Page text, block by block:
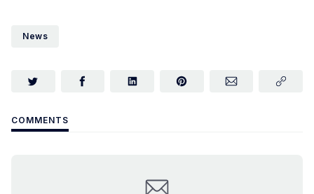
News
COMMENTS